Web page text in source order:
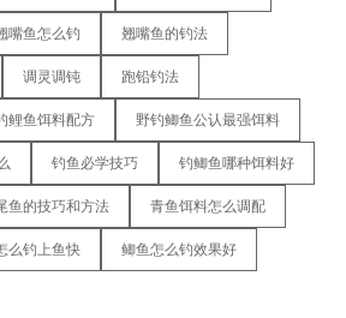
嘴鱼怎么钓 翘嘴鱼的钓法
调灵调钝 跑铅钓法
鲤鱼饵料配方 野钓鲫鱼公认最强饵料
钓鱼必学技巧 钓鲫鱼哪种饵料好
鱼的技巧和方法 青鱼饵料怎么调配
么钓上鱼快 鲫鱼怎么钓效果好